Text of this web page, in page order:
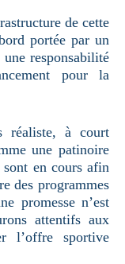
de cette
portée par un
responsabilité
pour la
réaliste, à court
une patinoire
sont en cours afin
des programmes
promesse n’est
attentifs aux
l’offre sportive